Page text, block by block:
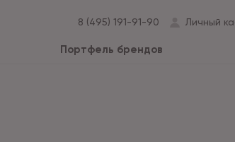
8 (495) 191-91-90 Личный
Портфель брендов